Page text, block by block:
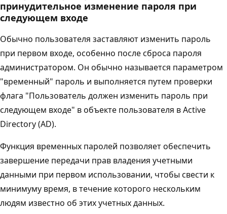
принудительное изменение пароля при
следующем входе
Обычно пользователя заставляют изменить пароль
при первом входе, особенно после сброса пароля
администратором. Он обычно называется параметром
"временный" пароль и выполняется путем проверки
флага "Пользователь должен изменить пароль при
следующем входе" в объекте пользователя в Active
Directory (AD).
Функция временных паролей позволяет обеспечить
завершение передачи прав владения учетными
данными при первом использовании, чтобы свести к
минимуму время, в течение которого нескольким
людям известно об этих учетных данных.